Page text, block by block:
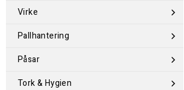
Virke
Pallhantering
Påsar
Tork & Hygien